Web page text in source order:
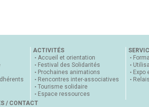
ACTIVITÉS
Accueil et orientation
Festival des Solidarités
Prochaines animations
Rencontres inter-associatives
Tourisme solidaire
Espace ressources
Expo
/ CONTACT